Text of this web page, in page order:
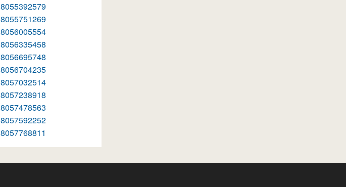
8055392579
8055751269
8056005554
8056335458
8056695748
8056704235
8057032514
8057238918
8057478563
8057592252
8057768811